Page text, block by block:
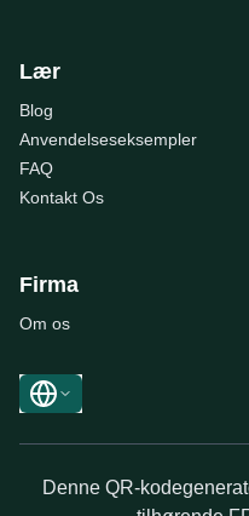
Lær
Blog
Anvendelseseksempler
FAQ
Kontakt Os
Firma
Om os
Denne QR-